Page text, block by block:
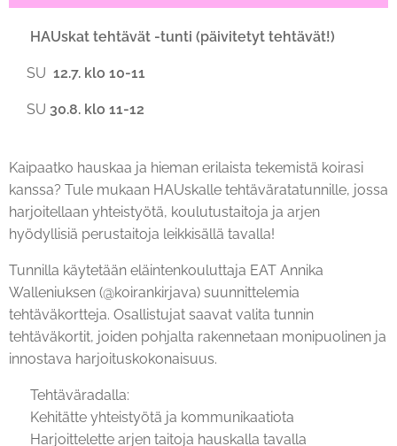
HAUskat tehtävät -tunti (päivitetyt tehtävät!)
📅SU 12.7. klo 10-11
📅SU 30.8. klo 11-12
Kaipaatko hauskaa ja hieman erilaista tekemistä koirasi
kanssa? Tule mukaan HAUskalle tehtäväratatunnille, jossa
harjoitellaan yhteistyötä, koulutustaitoja ja arjen
hyödyllisiä perustaitoja leikkisällä tavalla!
Tunnilla käytetään eläintenkouluttaja EAT Annika
Walleniuksen (@koirankirjava) suunnittelemia
tehtäväkortteja. Osallistujat saavat valita tunnin
tehtäväkortit, joiden pohjalta rakennetaan monipuolinen ja
innostava harjoituskokonaisuus.
🐶 Tehtäväradalla:
✨ Kehitätte yhteistyötä ja kommunikaatiota
✨ Harjoittelette arjen taitoja hauskalla tavalla